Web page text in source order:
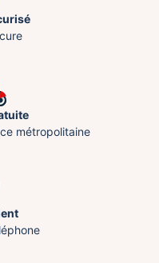
métropolitaine